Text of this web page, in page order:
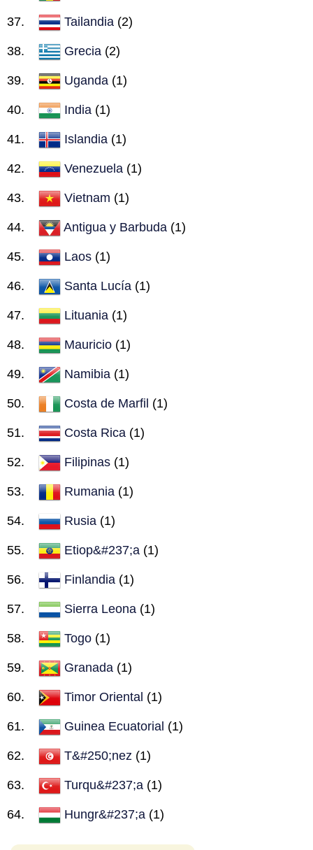
Tailandia (2)
Grecia (2)
Uganda (1)
India (1)
Islandia (1)
Venezuela (1)
Vietnam (1)
Antigua y Barbuda (1)
Laos (1)
Santa Lucía (1)
Lituania (1)
Mauricio (1)
Namibia (1)
Costa de Marfil (1)
Costa Rica (1)
Filipinas (1)
Rumania (1)
Rusia (1)
Etiop&#237;a (1)
Finlandia (1)
Sierra Leona (1)
Togo (1)
Granada (1)
Timor Oriental (1)
Guinea Ecuatorial (1)
T&#250;nez (1)
Turqu&#237;a (1)
Hungr&#237;a (1)